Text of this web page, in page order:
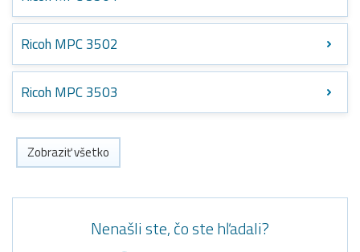
Ricoh MPC 3502
Ricoh MPC 3503
Zobraziť všetko
Nenašli ste, čo ste hľadali?